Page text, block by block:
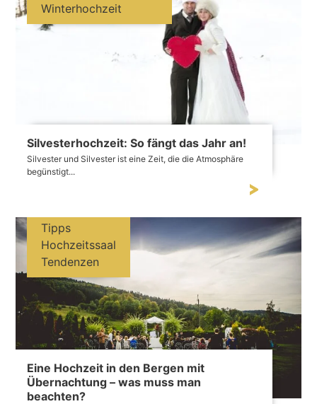
Silvesterhochzeit: So fängt das Jahr an!
Silvester und Silvester ist eine Zeit, die die Atmosphäre
begünstigt...
Winterhochzeit
Eine Hochzeit in den Bergen mit
Übernachtung – was muss man
beachten?
Tipps
Hochzeitssaal
Tendenzen